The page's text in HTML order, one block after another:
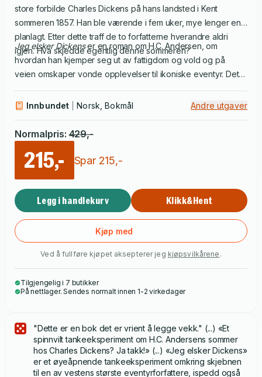
store forbilde Charles Dickens på hans landsted i Kent
sommeren 1857. Han ble værende i fem uker, mye lenger enn
planlagt. Etter dette traff de to forfatterne hverandre aldri
igjen. Hva skjedde egentlig denne sommeren?
Jeg elsker Dickenser en roman om H.C. Andersen, om
hvordan han kjemper seg ut av fattigdom og vold og på
veien omskaper vonde opplevelser til ikoniske eventyr. Det
den evige gjest, ført i pennen av en hemmelighetsfull
hjelpeløst forelsket og villig til å gjøre alt for å oppnå den
store og usannsynlige kjærligheten.
Innbundet Norsk, Bokmål Andre utgaver
Normalpris: 429,-
215,- Spar 215,-
Legg i handlekurv Klikk&Hent
Kjøp med
Ved å fullføre kjøpet aksepterer jeg kjøpsvilkårene .
Tilgjengelig i 7 butikker
På nettlager. Sendes normalt innen 1-2 virkedager
"Dette er en bok det er vrient å legge vekk." (...) «Et
spinnvilt tankeeksperiment om H.C. Andersens sommer
hos Charles Dickens? Ja takk!» (...) «Jeg elsker Dickens»
er et øyeåpnende tankeeksperiment omkring skjebnen
til en av vestens største eventyrforfattere, ispedd også